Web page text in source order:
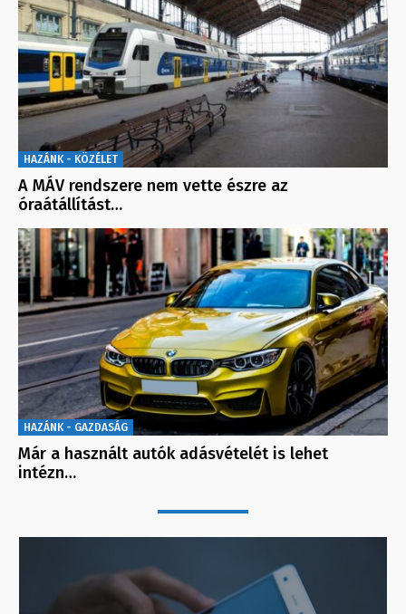
HAZÁNK - KÖZÉLET
A MÁV rendszere nem vette észre az
óraátállítást…
HAZÁNK - GAZDASÁG
Már a használt autók adásvételét is lehet
intézn…